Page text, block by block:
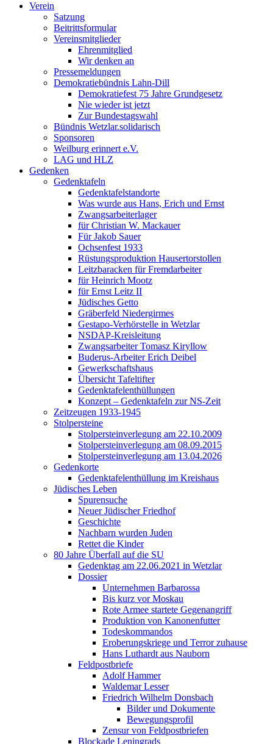
Verein
Satzung
Beitrittsformular
Vereinsmitglieder
Ehrenmitglied
Wir denken an
Pressemeldungen
Demokratiebündnis Lahn-Dill
Demokratiefest 75 Jahre Grundgesetz
Nie wieder ist jetzt
Zur Bundestagswahl
Bündnis Wetzlar.solidarisch
Sponsoren
Weilburg erinnert e.V.
LAG und HLZ
Gedenken
Gedenktafeln
Gedenktafelstandorte
Was wurde aus Hans, Erich und Ernst
Zwangsarbeiterlager
für Christian W. Mackauer
Für Jakob Sauer
Ochsenfest 1933
Rüstungsproduktion Hausertorstollen
Leitzbaracken für Fremdarbeiter
für Heinrich Mootz
für Ernst Leitz II
Jüdisches Getto
Gräberfeld Niedergirmes
Gestapo-Verhörstelle in Wetzlar
NSDAP-Kreisleitung
Zwangsarbeiter Tomasz Kiryllow
Buderus-Arbeiter Erich Deibel
Gewerkschaftshaus
Übersicht Tafeltifter
Gedenktafelenthüllungen
Konzept – Gedenktafeln zur NS-Zeit
Zeitzeugen 1933-1945
Stolpersteine
Stolpersteinverlegung am 22.10.2009
Stolpersteinverlegung am 08.09.2015
Stolpersteinverlegung am 13.04.2026
Gedenkorte
Gedenktafelenthüllung im Kreishaus
Jüdisches Leben
Spurensuche
Neuer Jüdischer Friedhof
Geschichte
Nachbarn wurden Juden
Rettet die Kinder
80 Jahre Überfall auf die SU
Gedenktag am 22.06.2021 in Wetzlar
Dossier
Unternehmen Barbarossa
Bis kurz vor Moskau
Rote Armee startete Gegenangriff
Produktion von Kanonenfutter
Todeskommandos
Eroberungskriege und Terror zuhause
Hans Luthardt aus Nauborn
Feldpostbriefe
Adolf Hammer
Waldemar Lesser
Friedrich Wilhelm Donsbach
Bilder und Dokumente
Bewegungsprofil
Zensur von Feldpostbriefen
Blockade Leningrads